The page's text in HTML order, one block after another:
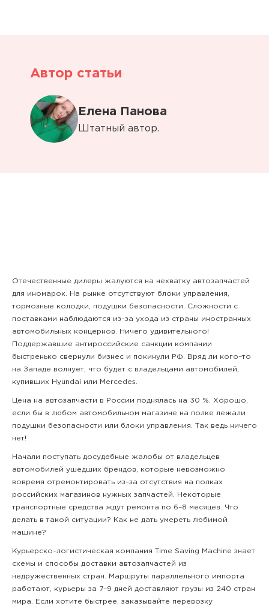
Автор статьи
Елена Панова
Штатный автор.
Отечественные дилеры жалуются на нехватку автозапчастей
для иномарок. На рынке отсутствуют блоки управления,
тормозные колодки, подушки безопасности. Сложности с
поставками наблюдаются из–за ухода из страны иностранных
автомобильных концернов. Ничего удивительного!
Поддержавшие антироссийские санкции компании
быстренько свернули бизнес и покинули РФ. Вряд ли кого–то
на Западе волнует, что будет с владельцами автомобилей,
купивших Hyundai или Mercedes.
Цена на автозапчасти в России поднялась на 30 %. Хорошо,
если бы в любом автомобильном магазине на полке лежали
подушки безопасности или блоки управления. Так ведь ничего
нет!
Начали поступать досудебные жалобы от владельцев
автомобилей ушедших брендов, которые невозможно
вовремя отремонтировать из–за отсутствия на полках
российских магазинов нужных запчастей. Некоторые
транспортные средства ждут ремонта по 6–8 месяцев. Что
делать в такой ситуации? Как не дать умереть любимой
машине?
Курьерско–логистическая компания Time Saving Machine знает
схемы и способы доставки автозапчастей из
недружественных стран. Маршруты параллельного импорта
работают, курьеры за 7–9 дней доставляют грузы из 240 стран
мира. Если хотите быстрее, заказывайте перевозку